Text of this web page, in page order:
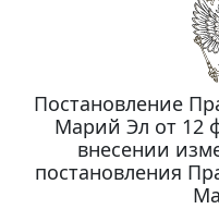
Постановление
Марий Эл от 12
внесении
постановления